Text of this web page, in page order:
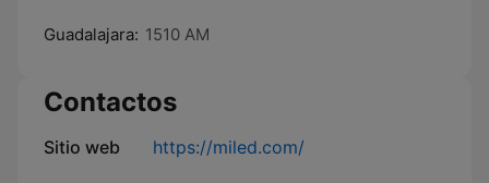
Guadalajara: 1510 AM
Contactos
Sitio web https://miled.com/